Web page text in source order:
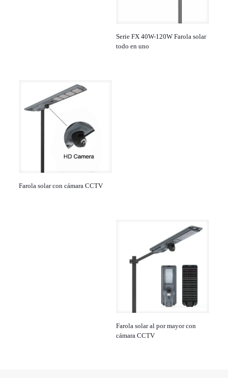
Serie FX 40W-120W Farola solar
todo en uno
Farola solar con cámara CCTV
Farola solar al por mayor con
cámara CCTV